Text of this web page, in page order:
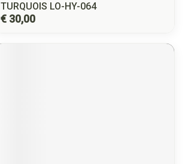
TURQUOIS LO-HY-064
€ 30,00